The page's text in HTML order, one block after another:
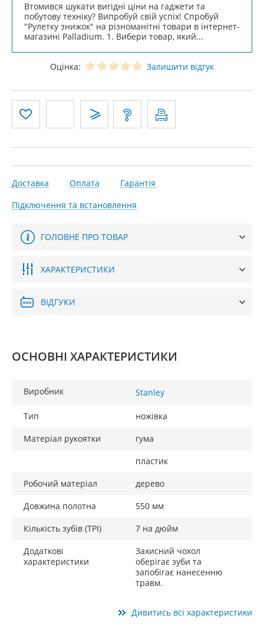
Втомився шукати вигідні ціни на гаджети та
побутову техніку? Випробуй свій успіх! Спробуй
"Рулетку знижок" на різноманітні товари в інтернет-
магазині Palladium. 1. Вибери товар, який...
Оцінка: Залишити відгук
Доставка Оплата
Гарантія
Підключення та встановлення
ГОЛОВНЕ ПРО ТОВАР
ХАРАКТЕРИСТИКИ
ВІДГУКИ
ОСНОВНІ ХАРАКТЕРИСТИКИ
Виробник Stanley
Тип
ножівка
Матеріал рукоятки
гума
пластик
Робочий матеріал
дерево
Довжина полотна
550 мм
Кількість зубів (TPI)
7 на дюйм
Додаткові
характеристики
Захисний чохол
оберігає зуби та
запобігає нанесенню
травм.
Дивитись всі характеристики